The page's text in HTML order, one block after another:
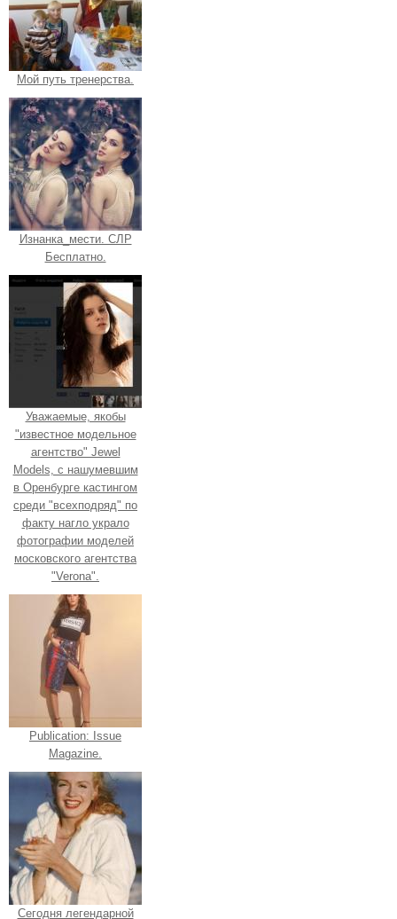
Мой путь тренерства.
Изнанка_мести. СЛР
Бесплатно.
Уважаемые, якобы
"известное модельное
агентство" Jewel
Models, с нашумевшим
в Оренбурге кастингом
среди "всехподряд" по
факту нагло украло
фотографии моделей
московского агентства
"Verona".
Publication: Issue
Magazine.
Сегодня легендарной